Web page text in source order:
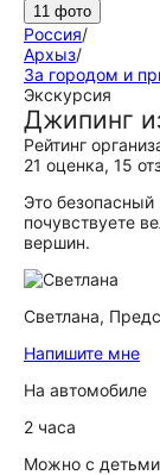
11 фото
Россия/
Архыз/
За городом и
Экскурсия
Джипинг
Рейтинг
21 оценка, 15
Это
почувствуете
вершин.
Светлана,
Напишите мне
На автомобиле
2 часа
Можно с детьми